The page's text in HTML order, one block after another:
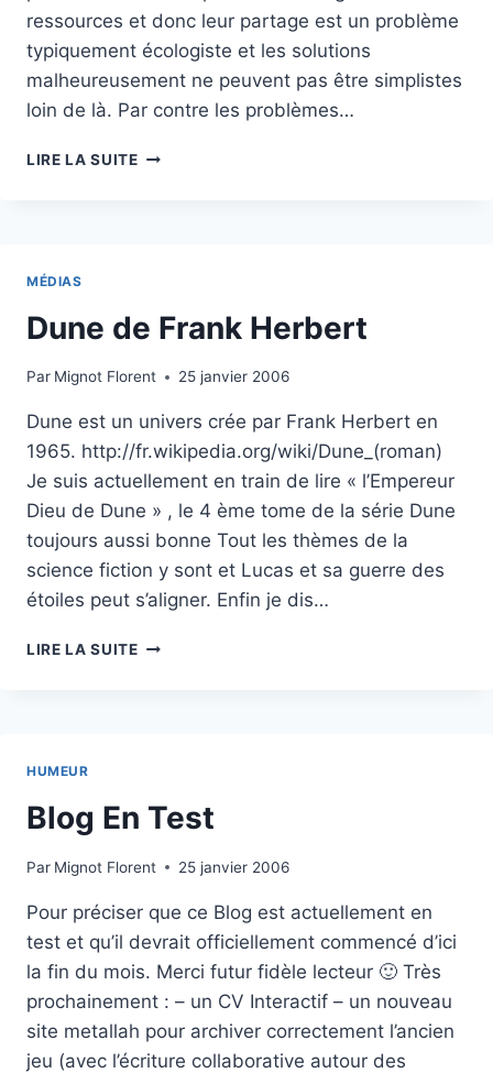
ressources et donc leur partage est un problème
typiquement écologiste et les solutions
malheureusement ne peuvent pas être simplistes
loin de là. Par contre les problèmes…
LIRE LA SUITEPÉNURIES
MÉDIAS
Dune de Frank Herbert
Par Mignot Florent 25 janvier 2006
Dune est un univers crée par Frank Herbert en
1965. http://fr.wikipedia.org/wiki/Dune_(roman)
Je suis actuellement en train de lire « l’Empereur
Dieu de Dune » , le 4 ème tome de la série Dune
toujours aussi bonne Tout les thèmes de la
science fiction y sont et Lucas et sa guerre des
étoiles peut s’aligner. Enfin je dis…
LIRE LA SUITEDUNE
HUMEUR
Blog En Test
Par Mignot Florent 25 janvier 2006
Pour préciser que ce Blog est actuellement en
test et qu’il devrait officiellement commencé d’ici
la fin du mois. Merci futur fidèle lecteur 🙂 Très
prochainement : – un CV Interactif – un nouveau
site metallah pour archiver correctement l’ancien
jeu (avec l’écriture collaborative autour des